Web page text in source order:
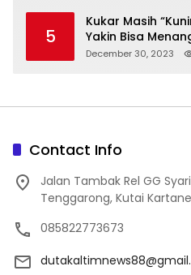
5
Kukar Masih
Yakin Bisa
December 30, 2023
Contact Info
Jalan Tambak Rel GG
Tenggarong, Kutai
085822773673